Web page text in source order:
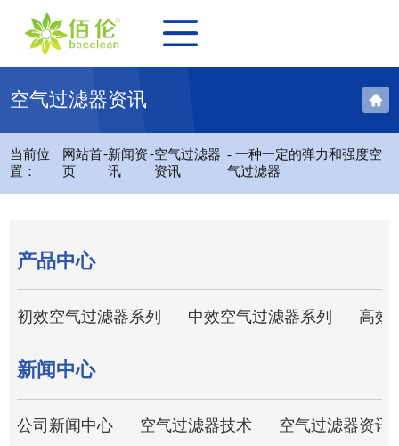
空气过滤器资讯
当前位
置：
网站首
页
-新闻资
讯
-空气过滤器
资讯
- 一种一定的弹力和强度空
气过滤器
产品中心
初效空气过滤器系列 中效空气过滤器系列 高效
新闻中心
公司新闻中心 空气过滤器技术 空气过滤器资讯